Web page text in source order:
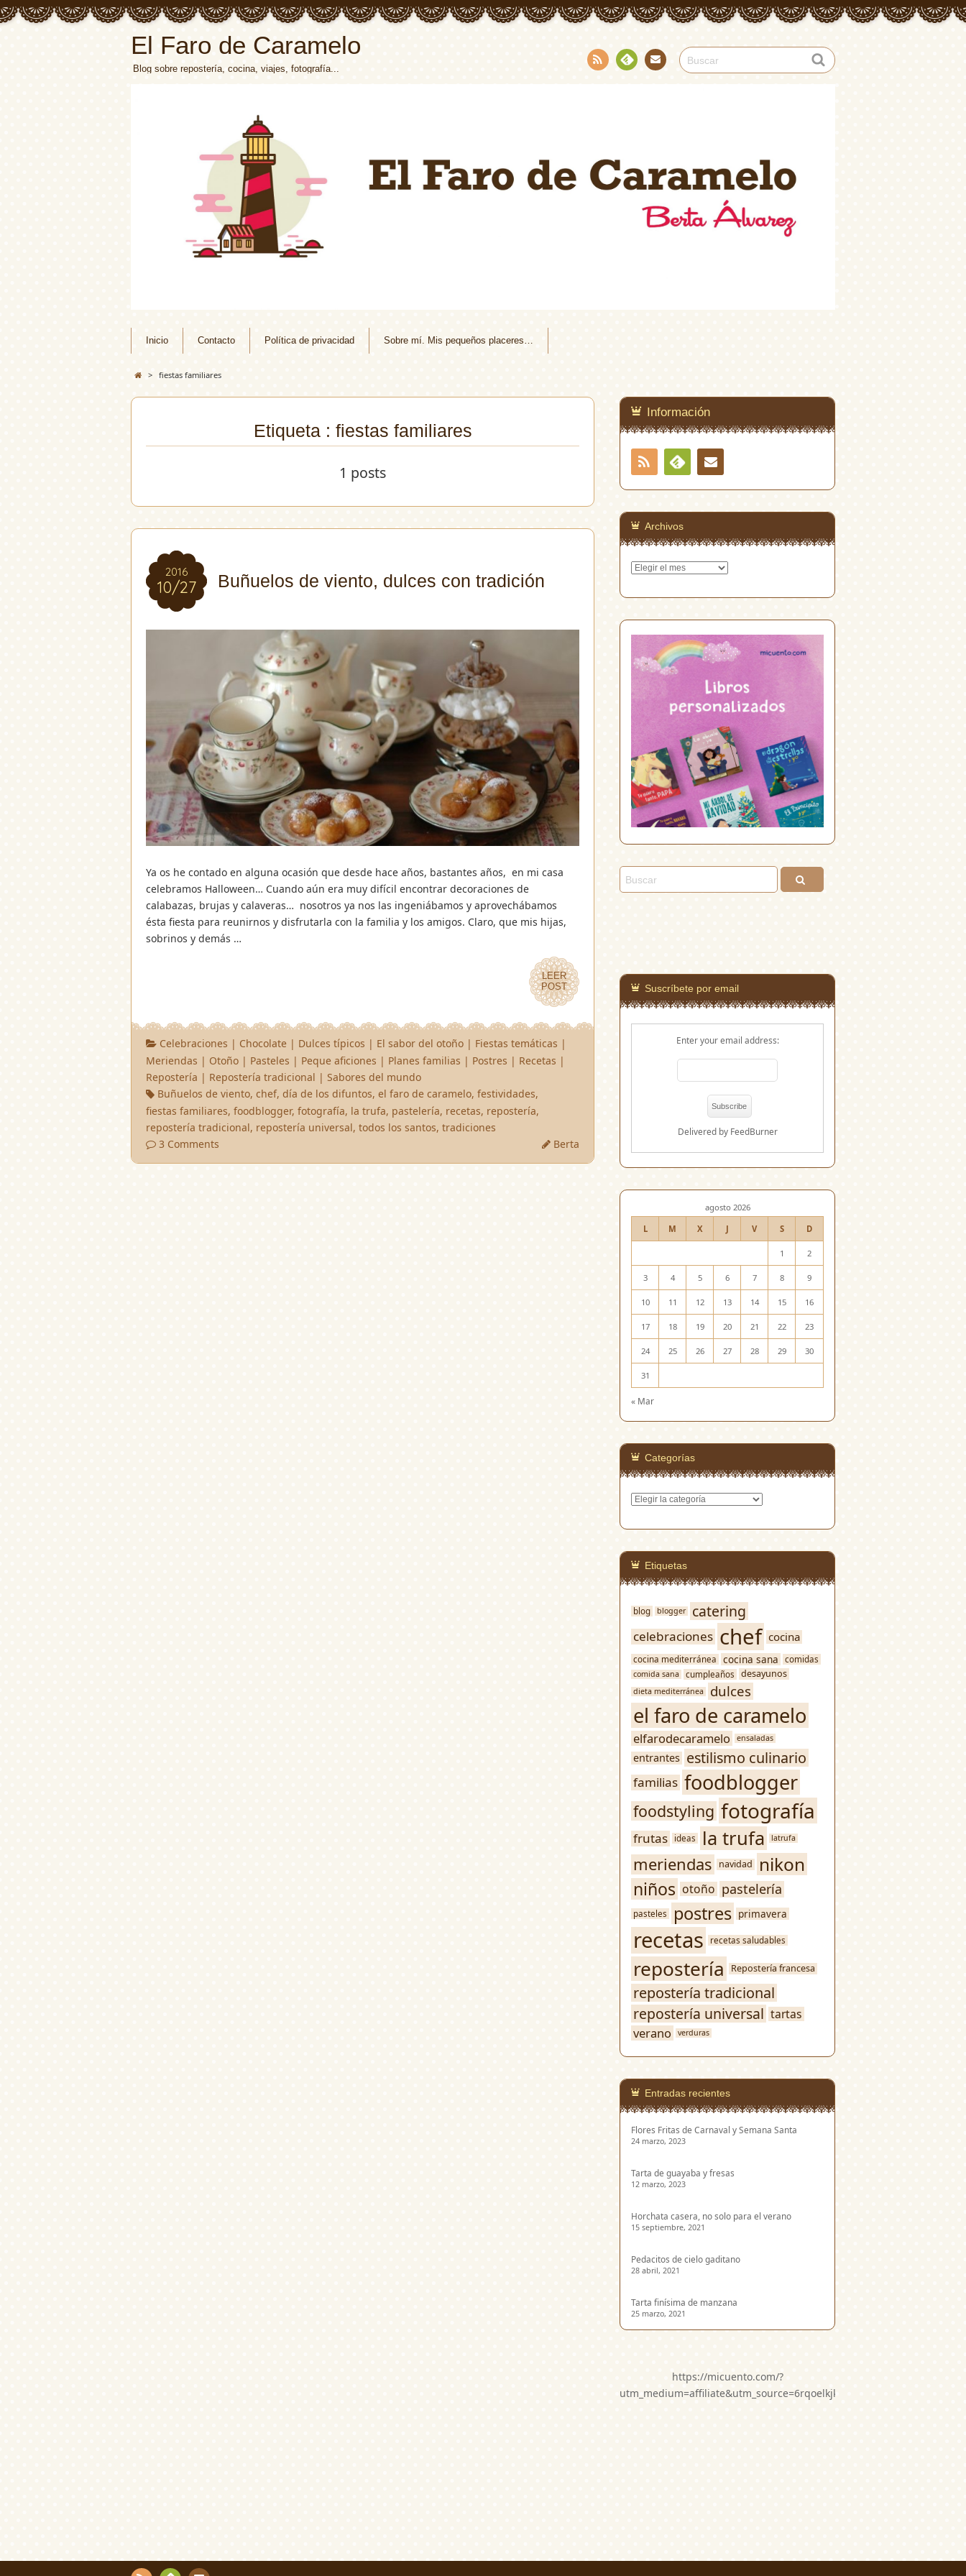
El Faro de Caramelo
Blog sobre repostería, cocina, viajes, fotografía...
Inicio Contacto Política de privacidad Sobre mí. Mis pequeños placeres…
> fiestas familiares
Etiqueta : fiestas familiares
1 posts
2016
10/27
2016
10/27 Buñuelos de viento, dulces con tradición
Ya os he contado en alguna ocasión que desde hace años, bastantes años, en mi casa
celebramos Halloween… Cuando aún era muy difícil encontrar decoraciones de
calabazas, brujas y calaveras… nosotros ya nos las ingeniábamos y aprovechábamos
ésta fiesta para reunirnos y disfrutarla con la familia y los amigos. Claro, que mis hijas,
sobrinos y demás …
LEER
POST
LEER
POST
Celebraciones | Chocolate | Dulces típicos | El sabor del otoño | Fiestas temáticas |
Meriendas | Otoño | Pasteles | Peque aficiones | Planes familias | Postres | Recetas |
Repostería | Repostería tradicional | Sabores del mundo
Buñuelos de viento,chef,día de los difuntos,el faro de caramelo,festividades,
fiestas familiares, foodblogger, fotografía, la trufa, pastelería, recetas, repostería,
repostería tradicional, repostería universal, todos los santos, tradiciones
3 Comments
Berta
Información
RSS
Feedly
Archivos
Archivos
Suscríbete por email
Enter your email address:
Delivered by FeedBurner
agosto 2026
L M X J V S D
1 2
3 4 5 6 7 8 9
10 11 12 13 14 15 16
17 18 19 20 21 22 23
24 25 26 27 28 29 30
31
« Mar
Categorías
Categorías
Etiquetas
blog blogger catering
celebraciones chef cocina
cocina mediterránea cocina sana comidas
comida sana cumpleaños desayunos
dieta mediterránea dulces
el faro de caramelo
elfarodecaramelo ensaladas
entrantes estilismo culinario
familias foodblogger
foodstyling fotografía
frutas ideas la trufa latrufa
meriendas navidad nikon
niños otoño pastelería
pasteles postres primavera
recetas recetas saludables
repostería Repostería francesa
repostería tradicional
repostería universal tartas
verano verduras
Entradas recientes
Flores Fritas de Carnaval y Semana Santa
24 marzo, 2023
Tarta de guayaba y fresas
12 marzo, 2023
Horchata casera, no solo para el verano
15 septiembre, 2021
Pedacitos de cielo gaditano
28 abril, 2021
Tarta finísima de manzana
25 marzo, 2021
https://micuento.com/?
utm_medium=affiliate&utm_source=6rqoelkjkwg